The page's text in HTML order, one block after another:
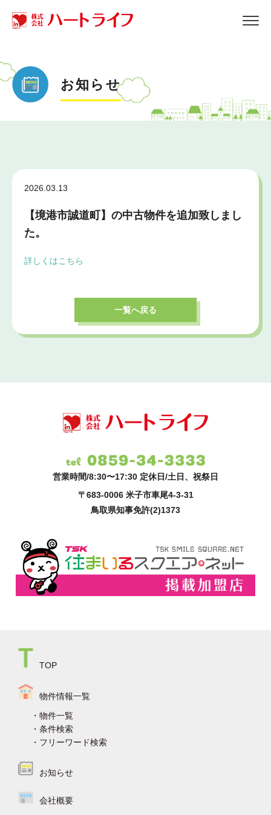
お知らせ
2026.03.13
【境港市誠道町】の中古物件を追加致しまし
た。
詳しくはこちら
一覧へ戻る
営業時間/8:30〜17:30 定休日/土日、祝祭日
〒683-0006 米子市車尾4-3-31
鳥取県知事免許(2)1373
TOP
物件情報一覧
物件一覧
条件検索
フリーワード検索
お知らせ
会社概要